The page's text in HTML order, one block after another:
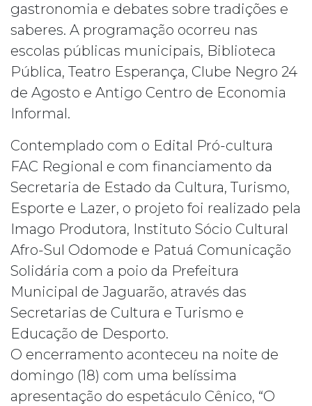
gastronomia e debates sobre tradições e
saberes. A programação ocorreu nas
escolas públicas municipais, Biblioteca
Pública, Teatro Esperança, Clube Negro 24
de Agosto e Antigo Centro de Economia
Informal.
Contemplado com o Edital Pró-cultura
FAC Regional e com financiamento da
Secretaria de Estado da Cultura, Turismo,
Esporte e Lazer, o projeto foi realizado pela
Imago Produtora, Instituto Sócio Cultural
Afro-Sul Odomode e Patuá Comunicação
Solidária com a poio da Prefeitura
Municipal de Jaguarão, através das
Secretarias de Cultura e Turismo e
Educação de Desporto.
O encerramento aconteceu na noite de
domingo (18) com uma belíssima
apresentação do espetáculo Cênico, “O